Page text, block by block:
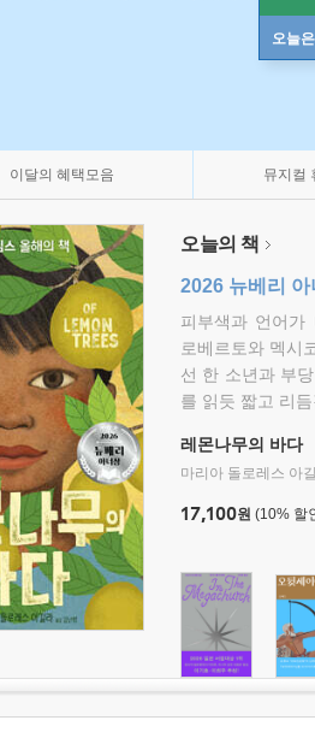
오늘
이달의 혜택모음 뮤지컬
오늘의 책
2026 뉴베리
피부색과 언어
로베르토와 멕시
선 한 소년과 부
를 읽듯 짧고 리
레몬나무의 바다
마리아 돌로레스 아
17,100원 (10% 할